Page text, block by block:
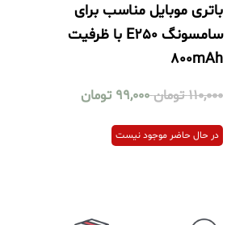
باتری موبایل مناسب برای
سامسونگ E250 با ظرفیت
800mAh
110,000 تومان 99,000 تومان
در حال حاضر موجود نیست